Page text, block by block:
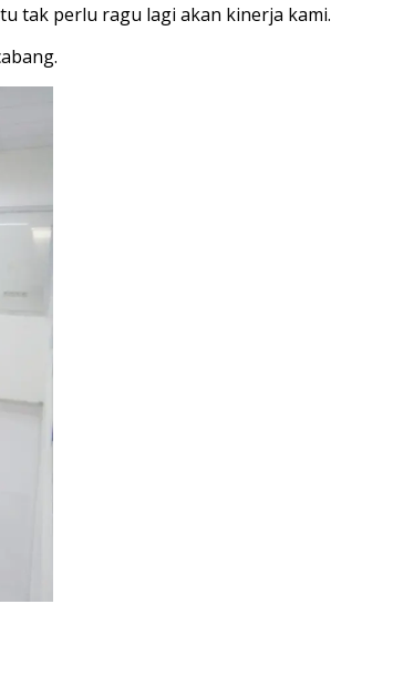
tak perlu ragu lagi akan kinerja kami.